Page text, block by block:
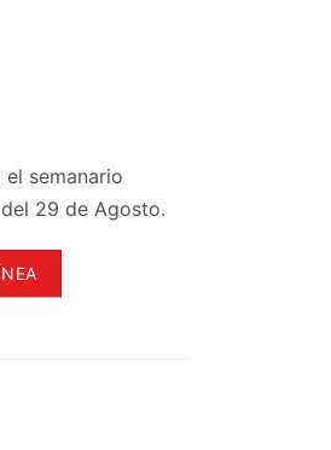
semanario
29 de Agosto.